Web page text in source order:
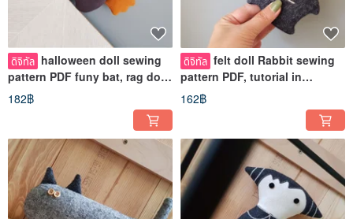
ดิจิทัล halloween doll sewing
pattern PDF funy bat, rag doll
tutorial in English
182฿
ดิจิทัล felt doll Rabbit sewing
pattern PDF, tutorial in
English Digital download
162฿